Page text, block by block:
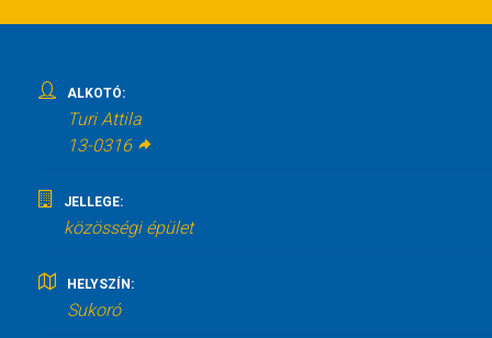
ALKOTÓ:
Turi Attila
13-0316
JELLEGE:
közösségi épület
HELYSZÍN:
Sukoró